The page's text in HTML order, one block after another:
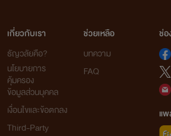
เกี่ยวกับเรา
ธัญวลัยคือ?
นโยบายการ
คุ้มครอง
ข้อมูลส่วนบุคคล
เงื่อนไขและข้อตกลง
Third-Party
ช่วยเหลือ
บทความ
FAQ
ช่
แ